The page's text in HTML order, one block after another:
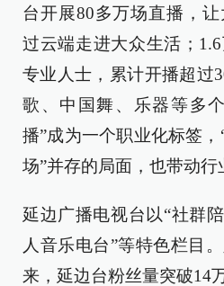
台开展80多万场直播，
过云端走进大众生活；
专业人士，累计开播超过
歌、中国舞、乐器等多
播”成为一个职业化标签，
场”并存的局面，也带动行
延边广播电视台以“社群
人音乐电台”等特色栏目
来，延边台粉丝量突破14